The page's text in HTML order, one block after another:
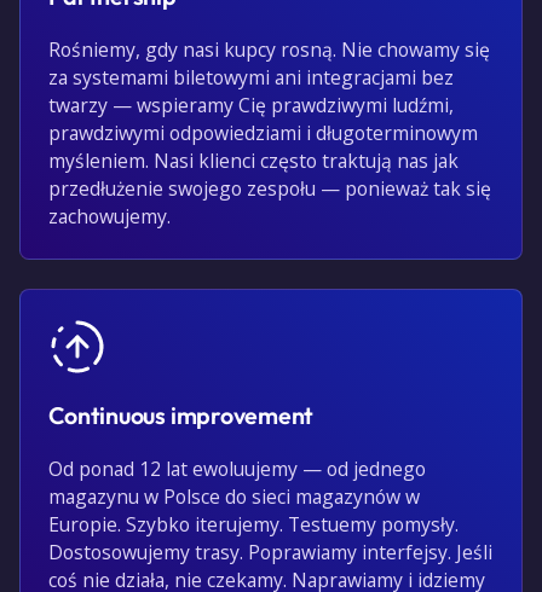
Rośniemy, gdy nasi kupcy rosną. Nie chowamy się
za systemami biletowymi ani integracjami bez
twarzy — wspieramy Cię prawdziwymi ludźmi,
prawdziwymi odpowiedziami i długoterminowym
myśleniem. Nasi klienci często traktują nas jak
przedłużenie swojego zespołu — ponieważ tak się
zachowujemy.
Continuous improvement
Od ponad 12 lat ewoluujemy — od jednego
magazynu w Polsce do sieci magazynów w
Europie. Szybko iterujemy. Testuemy pomysły.
Dostosowujemy trasy. Poprawiamy interfejsy. Jeśli
coś nie działa, nie czekamy. Naprawiamy i idziemy